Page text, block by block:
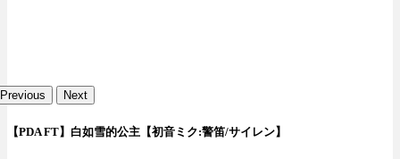
Previous Next
【PDA FT】白如雪的公主【初音ミク:警笛/サイレン】